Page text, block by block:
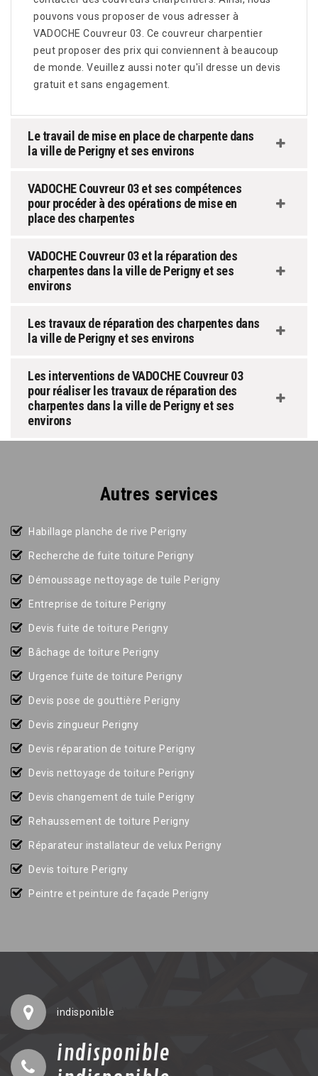
pouvons vous proposer de vous adresser à
VADOCHE Couvreur 03. Ce couvreur charpentier
peut proposer des prix qui conviennent à beaucoup
de monde. Veuillez aussi noter qu'il dresse un devis
gratuit et sans engagement.
Le travail de mise en place de charpente dans
la ville de Perigny et ses environs
VADOCHE Couvreur 03 et ses compétences
pour procéder à des opérations de mise en
place des charpentes
VADOCHE Couvreur 03 et la réparation des
charpentes dans la ville de Perigny et ses
environs
Les travaux de réparation des charpentes dans
la ville de Perigny et ses environs
Les interventions de VADOCHE Couvreur 03
pour réaliser les travaux de réparation des
charpentes dans la ville de Perigny et ses
environs
Autres services
Habillage planche de rive Perigny
Recherche de fuite toiture Perigny
Démoussage nettoyage de tuile Perigny
Entreprise de toiture Perigny
Devis fuite de toiture Perigny
Bâchage de toiture Perigny
Urgence fuite de toiture Perigny
Devis pose de gouttière Perigny
Devis zingueur Perigny
Devis réparation de toiture Perigny
Devis nettoyage de toiture Perigny
Devis changement de tuile Perigny
Rehaussement de toiture Perigny
Réparateur installateur de velux Perigny
Devis toiture Perigny
Peintre et peinture de façade Perigny
indisponible
indisponible